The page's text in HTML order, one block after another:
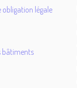
obligation légale
bâtiments